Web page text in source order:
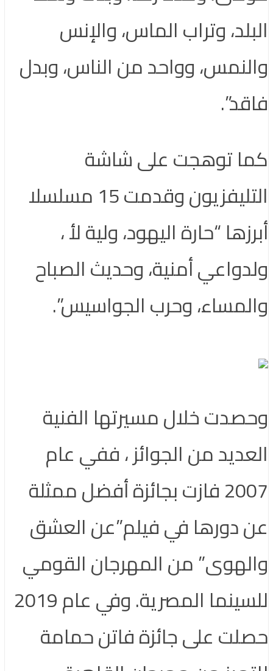
البلد، وتراب الماس، والإنس
والنمس، وواحد من الناس، وبدل
فاقد”.
كما توهجت على شاشة
التليفزيون وقدمت 15 مسلسلا
أبرزها “حارة اليهود، ولية لأ ،
ولدواعي أمنية، وحديث الصباح
والمساء، وحرب الجواسيس”.
وحصدت خلال مسيرتها الفنية
العديد من الجوائز ، ففي عام
2007 فازت بجائزة أفضل ممثلة
عن دورها في فيلم”عن العشق
والهوى” من المهرجان القومي
للسينما المصرية. وفي عام 2019
حصلت على جائزة فاتن حمامة